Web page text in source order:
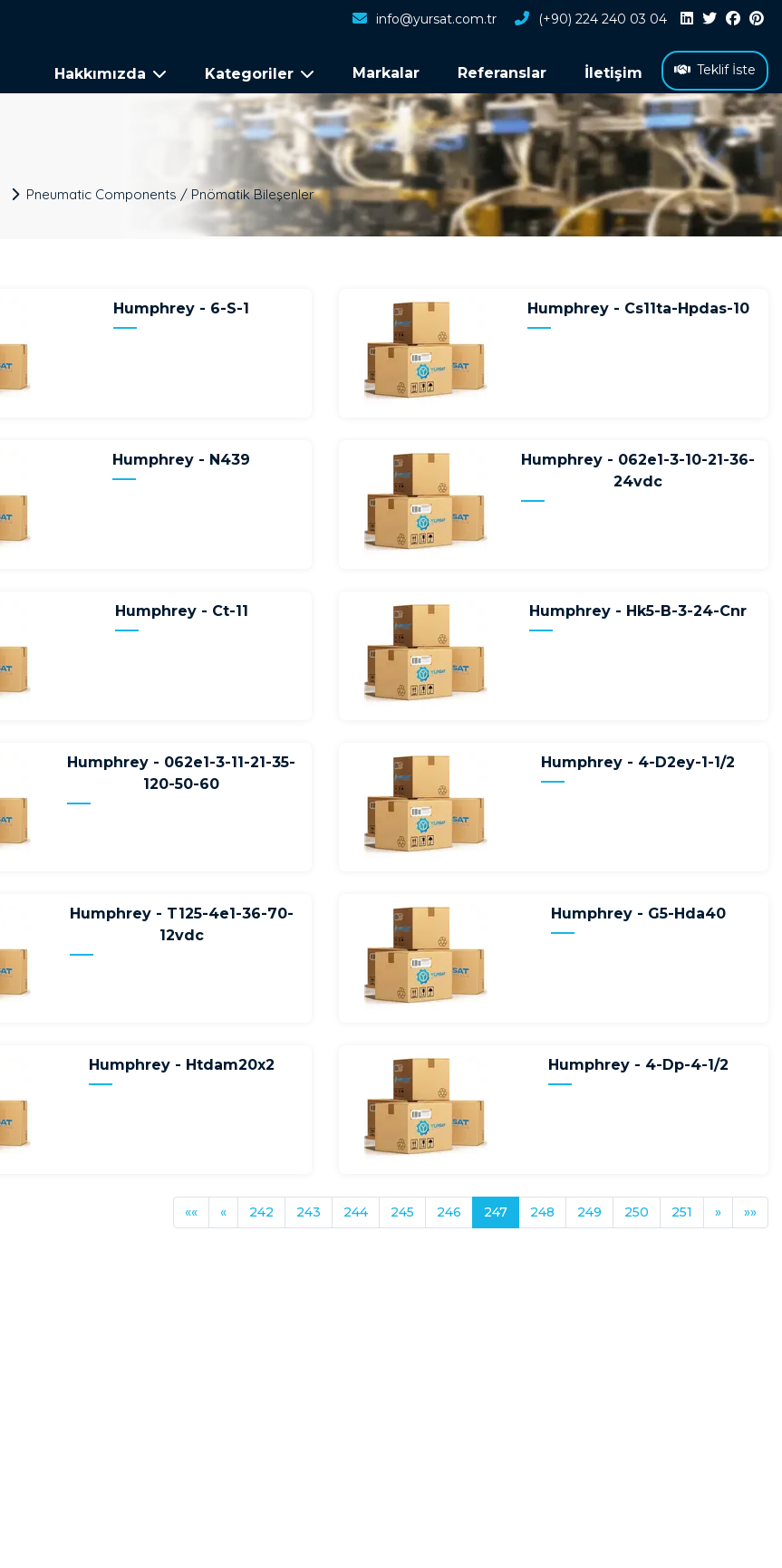
info@yursat.com.tr (+90) 224 240 03 04
Hakkımızda Kategoriler Markalar Referanslar İletişim Teklif İste
Pneumatic Components / Pnömatik Bileşenler
Humphrey - 6-S-1 Humphrey - Cs11ta-Hpdas-10
Humphrey - N439
Humphrey - 062e1-3-10-21-36-
24vdc
Humphrey - Ct-11 Humphrey - Hk5-B-3-24-Cnr
Humphrey - 062e1-3-11-21-35-
120-50-60
Humphrey - 4-D2ey-1-1/2
Humphrey - T125-4e1-36-70-
12vdc
Humphrey - G5-Hda40
Humphrey - Htdam20x2 Humphrey - 4-Dp-4-1/2
«« « 242 243 244 245 246 247 248 249 250 251 » »»